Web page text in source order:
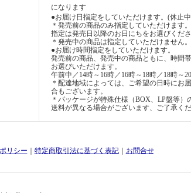
になります
●お届け日指定をしていただけます。(休止中
＊発売前の商品のみ指定していただけます。
指定は発売日以降のお日にちをお選びくださ
＊発売中の商品は指定していただけません。
●お届け時間指定をしていただけます。
発売前の商品、発売中の商品ともに、時間
お選びいただけます。
午前中／14時～16時／16時～18時／18時～
＊配達地域によっては、ご希望の日時にお
合もございます。
＊パッケージが特殊仕様（BOX、LP盤等）
送料が異なる場合がございます、ご了承くだ
リシー 特定商取引法に基づく表記｜ お問合せ